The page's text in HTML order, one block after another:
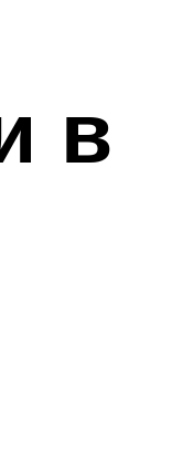
в